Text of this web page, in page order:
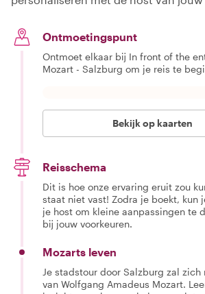
Ontmoetingspunt
Ontmoet elkaar bij In front of the
Mozart - Salzburg om je reis te
Bekijk op kaarten
Reisschema
Dit is hoe onze ervaring eruit zou
staat niet vast! Zodra je boekt, kun
je host om kleine aanpassingen te
bij jouw voorkeuren.
Mozarts leven
Je stadstour door Salzburg zal
van Wolfgang Amadeus Mozart.